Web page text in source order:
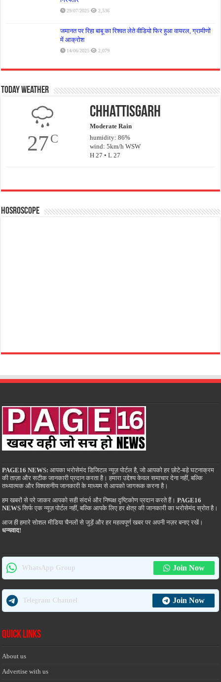
29/07/2025 2,536
जमानत पर रिहा बाबू का रिश्वत लेते वीडियो फिर हुआ वायरल, ग्रामीणों
में आक्रोश
14/06/2025 2,079
Today Weather
27C
Chhattisgarh
Moderate Rain
humidity: 86%
wind: 5km/h WSW
H 27 • L 27
Hosroscope
PAGE16 NEWS: आपका भरोसेमंद डिजिटल न्यूज़ पोर्टल है, जो आपको हर छोटे-बड़े घटनाक्रम
की ताज़ा और सटीक जानकारी प्रदान करता है। हमारा उद्देश्य केवल समाचार देना नहीं, बल्कि
तथ्यात्मक और विश्वसनीय जानकारी के माध्यम से आपको जागरूक करना है।
हम खबरों से परे जाकर आपको सही संदर्भ और निष्पक्ष दृष्टिकोण प्रदान करते हैं।PAGE16
NEWS सिर्फ एक न्यूज़ पोर्टल नहीं, बल्कि आपके लिए हर क्षेत्र की जानकारी का भरोसेमंद स्रोत है।
आज ही हमारे सोशल मीडिया चैनलों से जुड़ें और हर महत्वपूर्ण खबर पर अपनी नज़र बनाए रखें।
धन्यवाद!
WhatsApp Group Join Now
Telegram Channel Join Now
Quick Links
About us
Advertise with us